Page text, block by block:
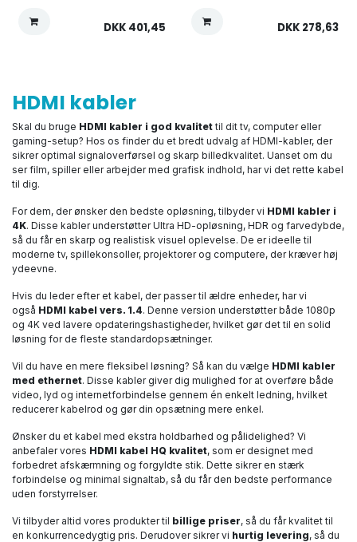
DKK 401,45 DKK 278,63
HDMI kabler
Skal du bruge HDMI kabler i god kvalitettil dit tv, computer eller
gaming-setup? Hos os finder du et bredt udvalg af HDMI-kabler, der
sikrer optimal signaloverførsel og skarp billedkvalitet. Uanset om du
ser film, spiller eller arbejder med grafisk indhold, har vi det rette kabel
til dig.
For dem, der ønsker den bedste opløsning, tilbyder vi HDMI kabler i
4K. Disse kabler understøtter Ultra HD-opløsning, HDR og farvedybde,
så du får en skarp og realistisk visuel oplevelse. De er ideelle til
moderne tv, spillekonsoller, projektorer og computere, der kræver høj
ydeevne.
Hvis du leder efter et kabel, der passer til ældre enheder, har vi
også HDMI kabel vers. 1.4. Denne version understøtter både 1080p
og 4K ved lavere opdateringshastigheder, hvilket gør det til en solid
løsning for de fleste standardopsætninger.
Vil du have en mere fleksibel løsning? Så kan du vælge HDMI kabler
med ethernet. Disse kabler giver dig mulighed for at overføre både
video, lyd og internetforbindelse gennem én enkelt ledning, hvilket
reducerer kabelrod og gør din opsætning mere enkel.
Ønsker du et kabel med ekstra holdbarhed og pålidelighed? Vi
anbefaler vores HDMI kabel HQ kvalitet, som er designet med
forbedret afskærmning og forgyldte stik. Dette sikrer en stærk
forbindelse og minimal signaltab, så du får den bedste performance
uden forstyrrelser.
Vi tilbyder altid vores produkter til billige priser, så du får kvalitet til
en konkurrencedygtig pris. Derudover sikrer vi hurtig levering, så du